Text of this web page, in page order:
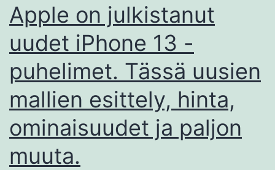
Apple on julkistanut
uudet iPhone 13 -
puhelimet. Tässä uusien
mallien esittely, hinta,
ominaisuudet ja paljon
muuta.